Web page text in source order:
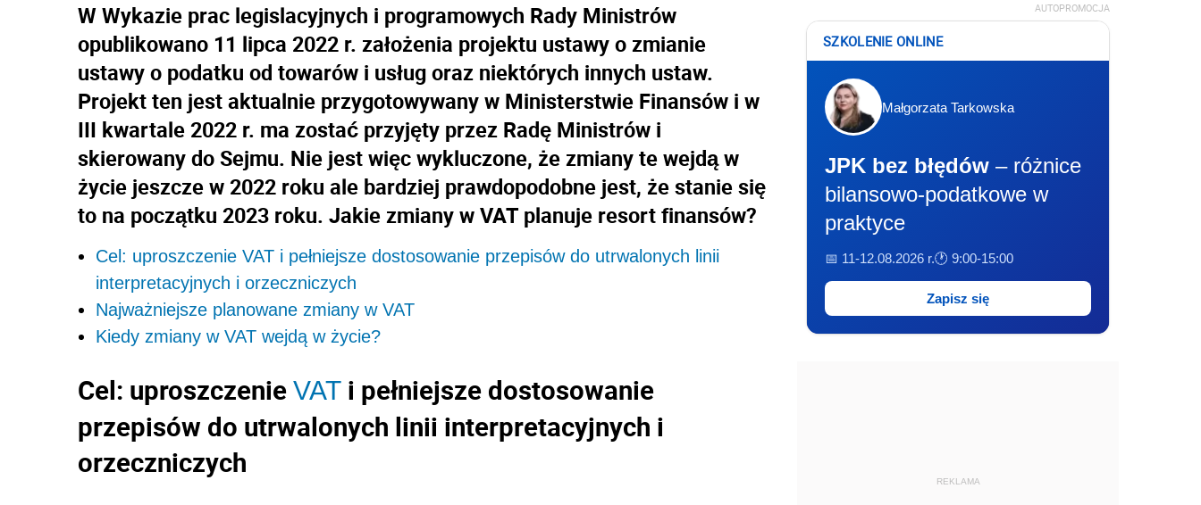
W Wykazie prac legislacyjnych i programowych Rady Ministrów
opublikowano 11 lipca 2022 r. założenia projektu ustawy o zmianie
ustawy o podatku od towarów i usług oraz niektórych innych ustaw.
Projekt ten jest aktualnie przygotowywany w Ministerstwie Finansów i w
III kwartale 2022 r. ma zostać przyjęty przez Radę Ministrów i
skierowany do Sejmu. Nie jest więc wykluczone, że zmiany te wejdą w
życie jeszcze w 2022 roku ale bardziej prawdopodobne jest, że stanie się
to na początku 2023 roku. Jakie zmiany w VAT planuje resort finansów?
Cel: uproszczenie VAT i pełniejsze dostosowanie przepisów do utrwalonych linii
interpretacyjnych i orzeczniczych
Najważniejsze planowane zmiany w VAT
Kiedy zmiany w VAT wejdą w życie?
Cel: uproszczenie VAT i pełniejsze dostosowanie
przepisów do utrwalonych linii interpretacyjnych i
orzeczniczych
AUTOPROMOCJA
SZKOLENIE ONLINE
Małgorzata Tarkowska
JPK bez błędów – różnice
bilansowo-podatkowe w
praktyce
📅 11-12.08.2026 r.🕐 9:00-15:00
Zapisz się
REKLAMA